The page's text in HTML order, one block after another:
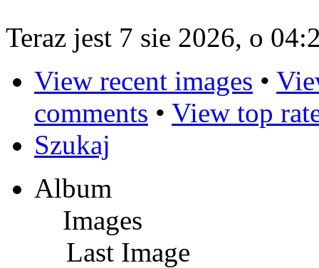
Teraz jest 7 sie 2026, o
View recent images •
comments • View top
Szukaj
Album
Images
Last Image